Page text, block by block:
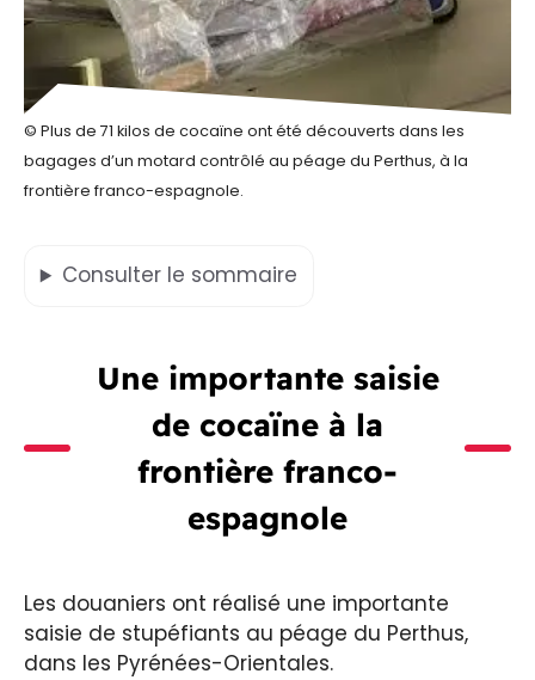
© Plus de 71 kilos de cocaïne ont été découverts dans les
bagages d’un motard contrôlé au péage du Perthus, à la
frontière franco-espagnole.
Consulter le sommaire
Une importante saisie
de cocaïne à la
frontière franco-
espagnole
Les douaniers ont réalisé une importante
saisie de stupéfiants au péage du Perthus,
dans les Pyrénées-Orientales.